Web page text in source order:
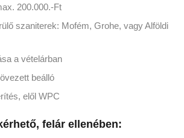
200.000.-Ft
szaniterek: Mofém, Grohe, vagy Alföldi
a vételárban
beálló
elől WPC
felár ellenében: